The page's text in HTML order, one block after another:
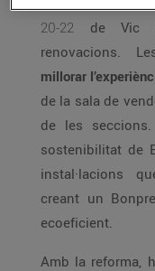
20-22 de Vic
renovacions.
millorar
de la sala de
de les
sostenibilitat de
instal·lacions
creant un
ecoeficient.
Amb la reforma,